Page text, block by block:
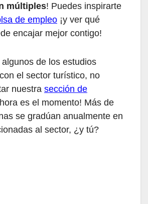
mú ltiples! Puedes inspirarte
de empleo ¡y ver qué
encajar mejor contigo!
de los estudios
el sector turístico, no
nuestra sección de
es el momento! Más de
se gradúan anualmente en
al sector, ¿y tú?